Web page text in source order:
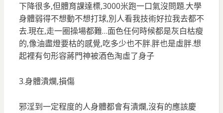
下降很多,但體育課達標,3000米跑一口氣沒問題.大學
身體弱得不想動不想打球,別人看我技術好拉我去都不
去.現在,走一圈操場都難…面色任何時候都是灰白枯瘦
的,像油盡燈要枯的感覺,吃多少也不胖.胖也是虛胖.想
起裡有句形容蔣門神被酒色淘虛了身子
3.身體潰爛,損傷
邪淫到一定程度的人身體都會有潰爛,沒有的應該慶